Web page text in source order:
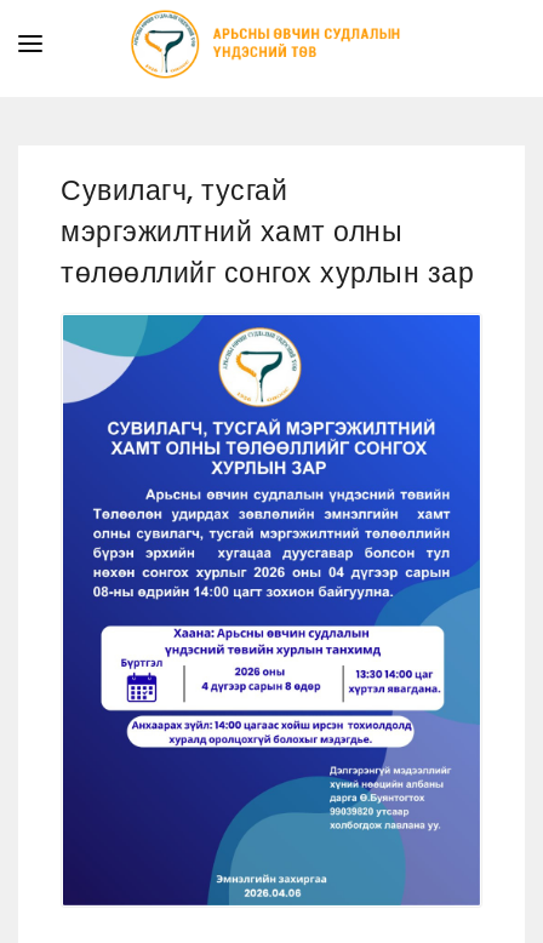
ХУУЛЬ ЭРХ ЗҮЙ
МЭДЭЭ
СУРГАЛТЫН АЛБА
Сувилагч, тусгай
мэргэжилтний хамт олны
төлөөллийг сонгох хурлын зар